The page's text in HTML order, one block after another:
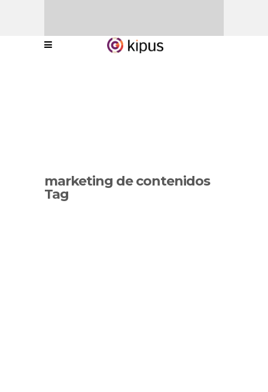
marketing de contenidos
Tag